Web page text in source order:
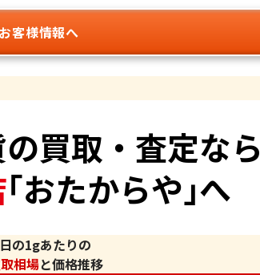
お客様情報へ
の買取・査定なら
｢おたからや｣へ
の1gあたりの
相場と価格推移